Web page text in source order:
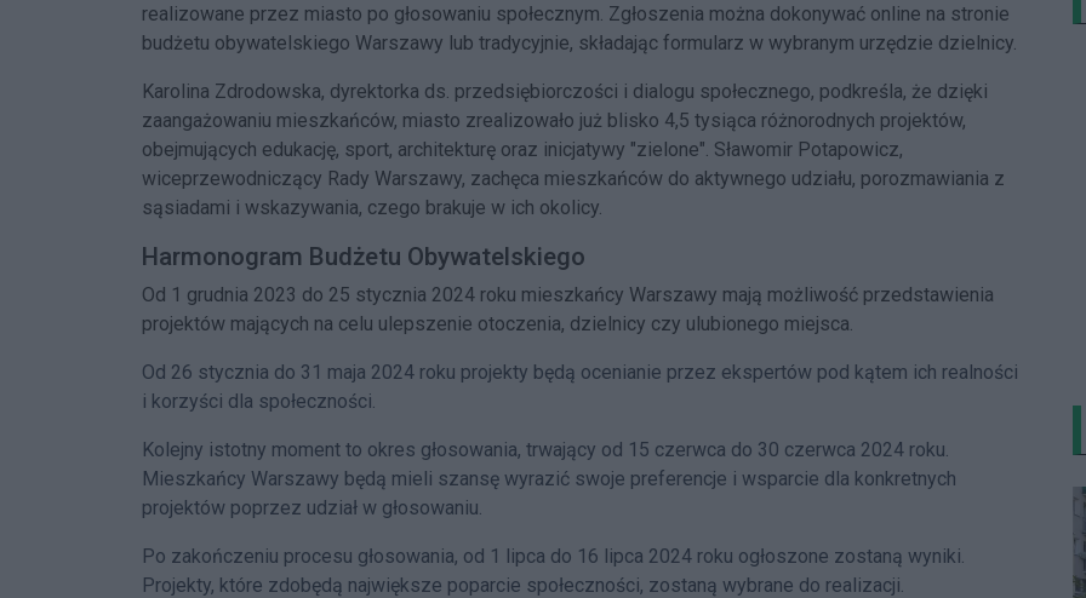
realizowane przez miasto po głosowaniu społecznym. Zgłoszenia można dokonywać online na stronie
budżetu obywatelskiego Warszawy lub tradycyjnie, składając formularz w wybranym urzędzie dzielnicy.
Karolina Zdrodowska, dyrektorka ds. przedsiębiorczości i dialogu społecznego, podkreśla, że dzięki
zaangażowaniu mieszkańców, miasto zrealizowało już blisko 4,5 tysiąca różnorodnych projektów,
obejmujących edukację, sport, architekturę oraz inicjatywy "zielone". Sławomir Potapowicz,
wiceprzewodniczący Rady Warszawy, zachęca mieszkańców do aktywnego udziału, porozmawiania z
sąsiadami i wskazywania, czego brakuje w ich okolicy.
Harmonogram Budżetu Obywatelskiego
Od 1 grudnia 2023 do 25 stycznia 2024 roku mieszkańcy Warszawy mają możliwość przedstawienia
projektów mających na celu ulepszenie otoczenia, dzielnicy czy ulubionego miejsca.
Od 26 stycznia do 31 maja 2024 roku projekty będą ocenianie przez ekspertów pod kątem ich realności
i korzyści dla społeczności.
Kolejny istotny moment to okres głosowania, trwający od 15 czerwca do 30 czerwca 2024 roku.
Mieszkańcy Warszawy będą mieli szansę wyrazić swoje preferencje i wsparcie dla konkretnych
projektów poprzez udział w głosowaniu.
Po zakończeniu procesu głosowania, od 1 lipca do 16 lipca 2024 roku ogłoszone zostaną wyniki.
Projekty, które zdobędą największe poparcie społeczności, zostaną wybrane do realizacji.